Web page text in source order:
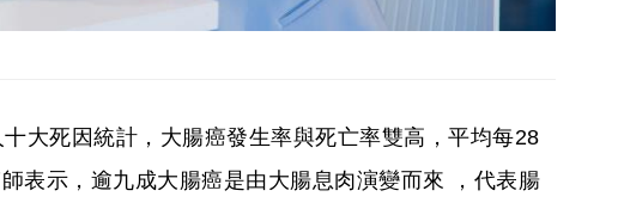
大死因統計，大腸癌發生率與死亡率雙高，平均每28
表示，逾九成大腸癌是由大腸息肉演變而來 ，代表腸